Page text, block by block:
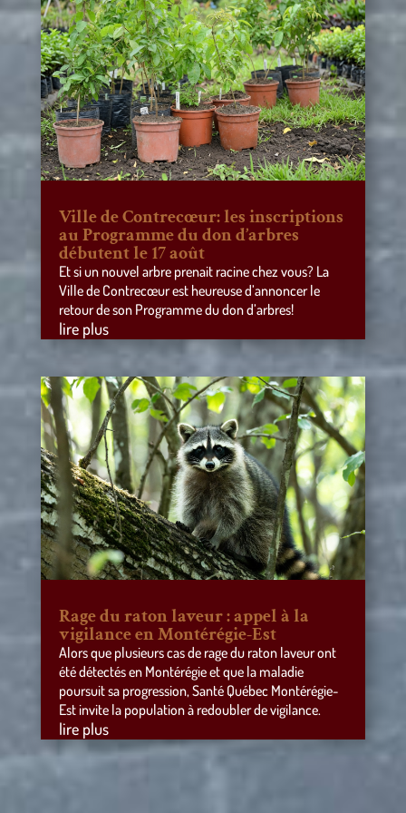
Ville de Contrecœur: les inscriptions
au Programme du don d’arbres
débutent le 17 août
Et si un nouvel arbre prenait racine chez vous? La
Ville de Contrecœur est heureuse d’annoncer le
retour de son Programme du don d’arbres!
lire plus
Rage du raton laveur : appel à la
vigilance en Montérégie-Est
Alors que plusieurs cas de rage du raton laveur ont
été détectés en Montérégie et que la maladie
poursuit sa progression, Santé Québec Montérégie-
Est invite la population à redoubler de vigilance.
lire plus